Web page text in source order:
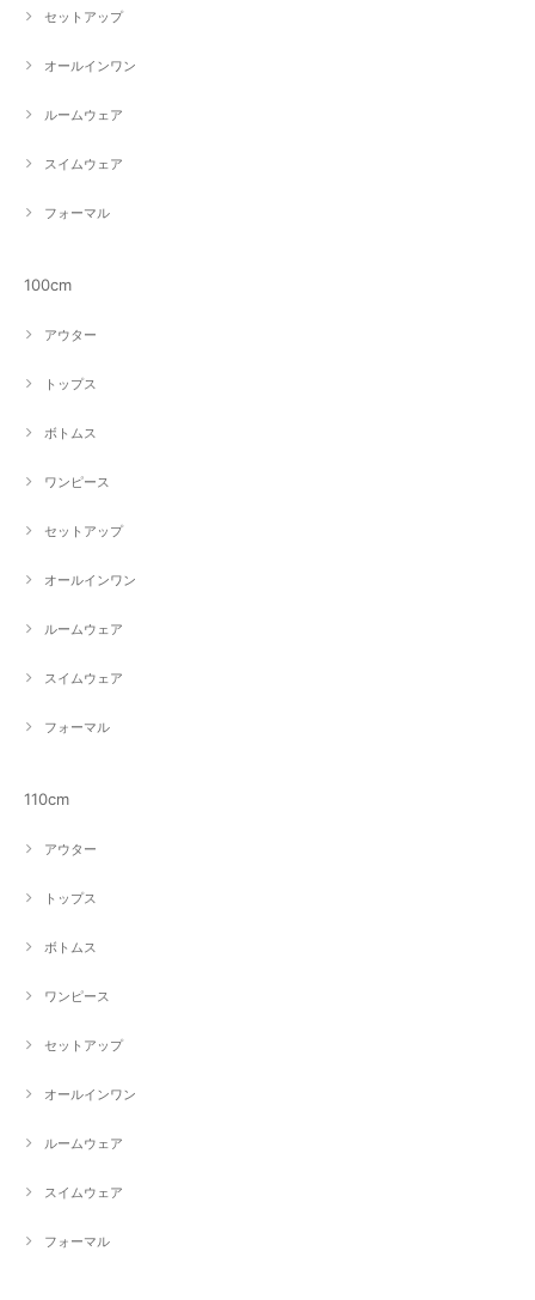
セットアップ
オールインワン
ルームウェア
スイムウェア
フォーマル
100cm
アウター
トップス
ボトムス
ワンピース
セットアップ
オールインワン
ルームウェア
スイムウェア
フォーマル
110cm
アウター
トップス
ボトムス
ワンピース
セットアップ
オールインワン
ルームウェア
スイムウェア
フォーマル